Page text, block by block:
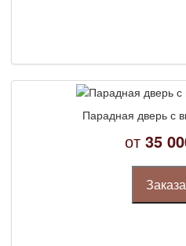
Парадная дверь с
от 35